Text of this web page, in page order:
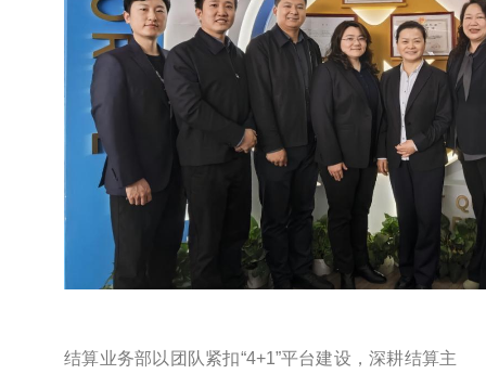
结算业务部 以 团队紧扣“4+1”平台建设，深耕结算主